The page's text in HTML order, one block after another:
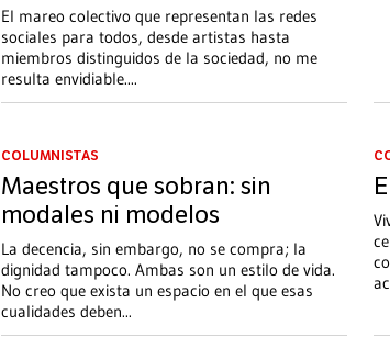
El mareo colectivo que representan las redes
sociales para todos, desde artistas hasta
miembros distinguidos de la sociedad, no me
resulta envidiable....
COLUMNISTAS
Maestros que sobran: sin
modales ni modelos
La decencia, sin embargo, no se compra; la
dignidad tampoco. Ambas son un estilo de vida.
No creo que exista un espacio en el que esas
cualidades deben...